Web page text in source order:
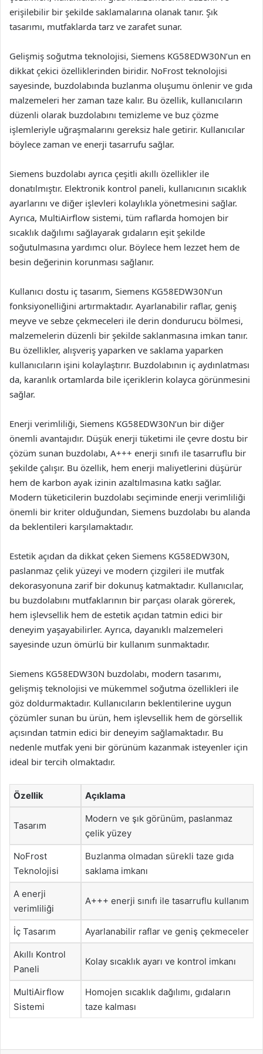
erişilebilir bir şekilde saklamalarına olanak tanır. Şık
tasarımı, mutfaklarda tarz ve zarafet sunar.
Gelişmiş soğutma teknolojisi, Siemens KG58EDW30N’un en
dikkat çekici özelliklerinden biridir. NoFrost teknolojisi
sayesinde, buzdolabında buzlanma oluşumu önlenir ve gıda
malzemeleri her zaman taze kalır. Bu özellik, kullanıcıların
düzenli olarak buzdolabını temizleme ve buz çözme
işlemleriyle uğraşmalarını gereksiz hale getirir. Kullanıcılar
böylece zaman ve enerji tasarrufu sağlar.
Siemens buzdolabı ayrıca çeşitli akıllı özellikler ile
donatılmıştır. Elektronik kontrol paneli, kullanıcının sıcaklık
ayarlarını ve diğer işlevleri kolaylıkla yönetmesini sağlar.
Ayrıca, MultiAirflow sistemi, tüm raflarda homojen bir
sıcaklık dağılımı sağlayarak gıdaların eşit şekilde
soğutulmasına yardımcı olur. Böylece hem lezzet hem de
besin değerinin korunması sağlanır.
Kullanıcı dostu iç tasarım, Siemens KG58EDW30N’un
fonksiyonelliğini artırmaktadır. Ayarlanabilir raflar, geniş
meyve ve sebze çekmeceleri ile derin dondurucu bölmesi,
malzemelerin düzenli bir şekilde saklanmasına imkan tanır.
Bu özellikler, alışveriş yaparken ve saklama yaparken
kullanıcıların işini kolaylaştırır. Buzdolabının iç aydınlatması
da, karanlık ortamlarda bile içeriklerin kolayca görünmesini
sağlar.
Enerji verimliliği, Siemens KG58EDW30N’un bir diğer
önemli avantajıdır. Düşük enerji tüketimi ile çevre dostu bir
çözüm sunan buzdolabı, A+++ enerji sınıfı ile tasarruflu bir
şekilde çalışır. Bu özellik, hem enerji maliyetlerini düşürür
hem de karbon ayak izinin azaltılmasına katkı sağlar.
Modern tüketicilerin buzdolabı seçiminde enerji verimliliği
önemli bir kriter olduğundan, Siemens buzdolabı bu alanda
da beklentileri karşılamaktadır.
Estetik açıdan da dikkat çeken Siemens KG58EDW30N,
paslanmaz çelik yüzeyi ve modern çizgileri ile mutfak
dekorasyonuna zarif bir dokunuş katmaktadır. Kullanıcılar,
bu buzdolabını mutfaklarının bir parçası olarak görerek,
hem işlevsellik hem de estetik açıdan tatmin edici bir
deneyim yaşayabilirler. Ayrıca, dayanıklı malzemeleri
sayesinde uzun ömürlü bir kullanım sunmaktadır.
Siemens KG58EDW30N buzdolabı, modern tasarımı,
gelişmiş teknolojisi ve mükemmel soğutma özellikleri ile
göz doldurmaktadır. Kullanıcıların beklentilerine uygun
çözümler sunan bu ürün, hem işlevsellik hem de görsellik
açısından tatmin edici bir deneyim sağlamaktadır. Bu
nedenle mutfak yeni bir görünüm kazanmak isteyenler için
ideal bir tercih olmaktadır.
Özellik Açıklama
Tasarım
Modern ve şık görünüm, paslanmaz
çelik yüzey
NoFrost
Teknolojisi
Buzlanma olmadan sürekli taze gıda
saklama imkanı
A enerji
verimliliği
A+++ enerji sınıfı ile tasarruflu kullanım
İç Tasarım Ayarlanabilir raflar ve geniş çekmeceler
Akıllı Kontrol
Paneli
Kolay sıcaklık ayarı ve kontrol imkanı
MultiAirflow
Sistemi
Homojen sıcaklık dağılımı, gıdaların
taze kalması